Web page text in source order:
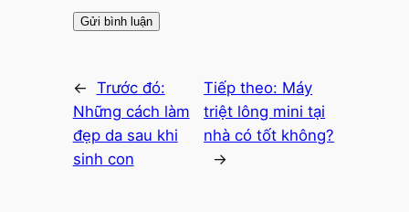
← Trước đó:
Những cách làm
đẹp da sau khi
sinh con
Tiếp theo: Máy
triệt lông mini tại
nhà có tốt không?
→